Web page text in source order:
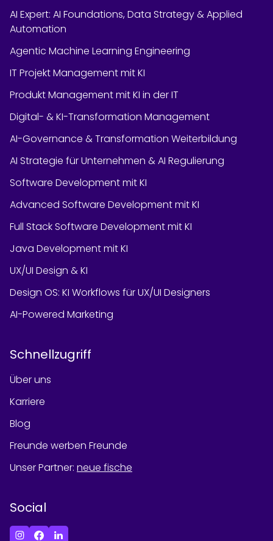
AI Expert: AI Foundations, Data Strategy & Applied
Automation
Agentic Machine Learning Engineering
IT Projekt Management mit KI
Produkt Management mit KI in der IT
Digital- & KI-Transformation Management
AI-Governance & Transformation Weiterbildung
AI Strategie für Unternehmen & AI Regulierung
Software Development mit KI
Advanced Software Development mit KI
Full Stack Software Development mit KI
Java Development mit KI
UX/UI Design & KI
Design OS: KI Workflows für UX/UI Designers
AI-Powered Marketing
Schnellzugriff
Über uns
Karriere
Blog
Freunde werben Freunde
Unser Partner: neue fische
Social